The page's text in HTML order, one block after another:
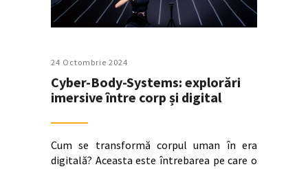
24 Octombrie 2024
Cyber-Body-Systems: explorări
imersive între corp și digital
Cum se transformă corpul uman în era
digitală? Aceasta este întrebarea pe care o